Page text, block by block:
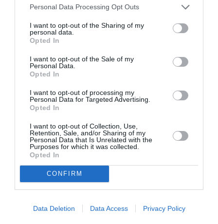
Personal Data Processing Opt Outs
I want to opt-out of the Sharing of my
personal data.
Opted In
I want to opt-out of the Sale of my
Personal Data.
Opted In
I want to opt-out of processing my
Personal Data for Targeted Advertising.
Opted In
I want to opt-out of Collection, Use,
Retention, Sale, and/or Sharing of my
Personal Data that Is Unrelated with the
Purposes for which it was collected.
Opted In
CONFIRM
Data Deletion Data Access Privacy Policy
Appel aux lecteurs !
Soutenez Air Journal participez
développement !
NOUS SOUTENIR
DERNIERS COMMENTAIRES